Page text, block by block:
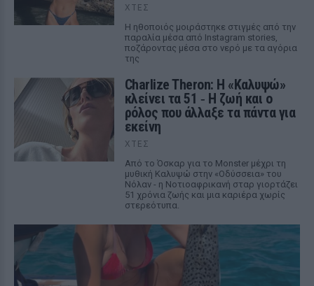
ΧΤΕΣ
Η ηθοποιός μοιράστηκε στιγμές από την
παραλία μέσα από Instagram stories,
ποζάροντας μέσα στο νερό με τα αγόρια
της
Charlize Theron: Η «Καλυψώ»
κλείνει τα 51 ‑ H ζωή και ο
ρόλος που άλλαξε τα πάντα για
εκείνη
ΧΤΕΣ
Από το Όσκαρ για το Monster μέχρι τη
μυθική Καλυψώ στην «Οδύσσεια» του
Νόλαν - η Νοτιοαφρικανή σταρ γιορτάζει
51 χρόνια ζωής και μια καριέρα χωρίς
στερεότυπα.